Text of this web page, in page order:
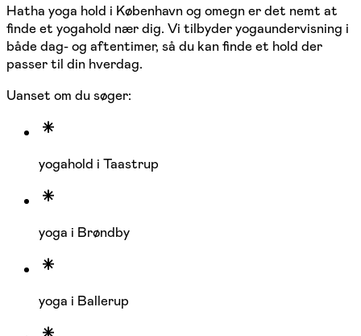
Hatha yoga hold i København og omegn er det nemt at
finde et yogahold nær dig. Vi tilbyder yogaundervisning i
både dag- og aftentimer, så du kan finde et hold der
passer til din hverdag.
Uanset om du søger:
yogahold i Taastrup
yoga i Brøndby
yoga i Ballerup